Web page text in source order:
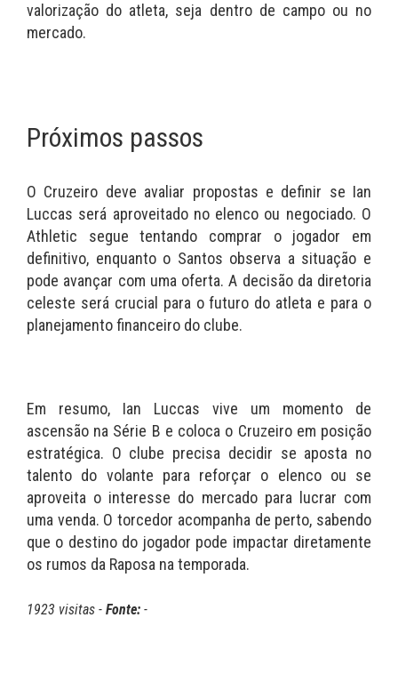
valorização do atleta, seja dentro de campo ou no
mercado.
Próximos passos
O Cruzeiro deve avaliar propostas e definir se Ian
Luccas será aproveitado no elenco ou negociado. O
Athletic segue tentando comprar o jogador em
definitivo, enquanto o Santos observa a situação e
pode avançar com uma oferta. A decisão da diretoria
celeste será crucial para o futuro do atleta e para o
planejamento financeiro do clube.
Em resumo, Ian Luccas vive um momento de
ascensão na Série B e coloca o Cruzeiro em posição
estratégica. O clube precisa decidir se aposta no
talento do volante para reforçar o elenco ou se
aproveita o interesse do mercado para lucrar com
uma venda. O torcedor acompanha de perto, sabendo
que o destino do jogador pode impactar diretamente
os rumos da Raposa na temporada.
1923 visitas - Fonte: -